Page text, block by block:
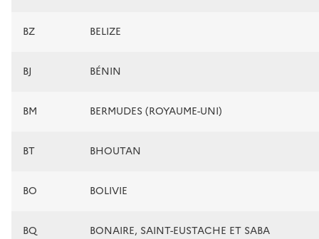
BZ BELIZE
BJ BÉNIN
BM BERMUDES (ROYAUME-UNI)
BT BHOUTAN
BO BOLIVIE
BQ BONAIRE, SAINT-EUSTACHE ET SABA